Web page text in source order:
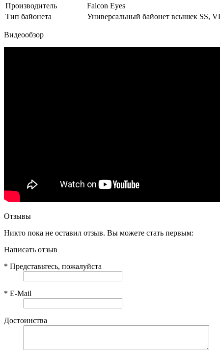
Производитель
Falcon Eyes
Тип байонета
Универсальный байонет всышек SS,
Видеообзор
Отзывы
Никто пока не оставил отзыв. Вы можете стать первым:
Написать отзыв
* Представьтесь, пожалуйста
* E-Mail
Достоинства